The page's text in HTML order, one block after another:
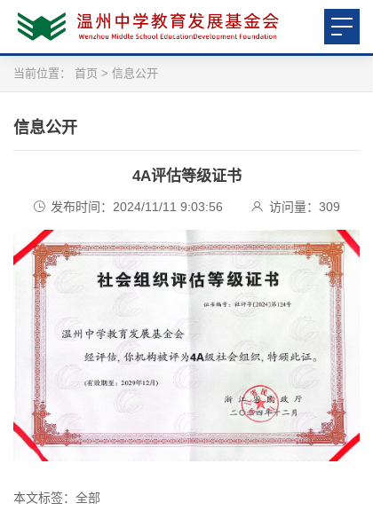
当前位置： 首页 > 信息公开
信息公开
4A评估等级证书
发布时间：2024/11/11 9:03:56 访问量： 309
本文标签： 全部